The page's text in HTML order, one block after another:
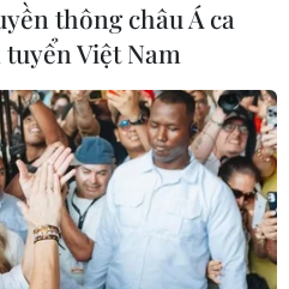
thông châu Á ca
Việt Nam